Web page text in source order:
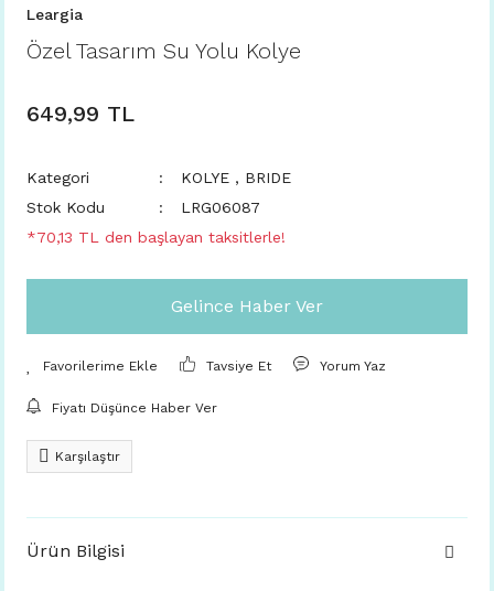
Leargia
Özel Tasarım Su Yolu Kolye
649,99 TL
Kategori KOLYE , BRIDE
Stok Kodu
LRG06087
*70,13 TL den başlayan taksitlerle!
Gelince Haber Ver
Tavsiye Et Yorum Yaz
Fiyatı Düşünce Haber Ver
Karşılaştır
Ürün Bilgisi